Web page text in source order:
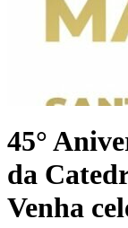
45°
da
Venha